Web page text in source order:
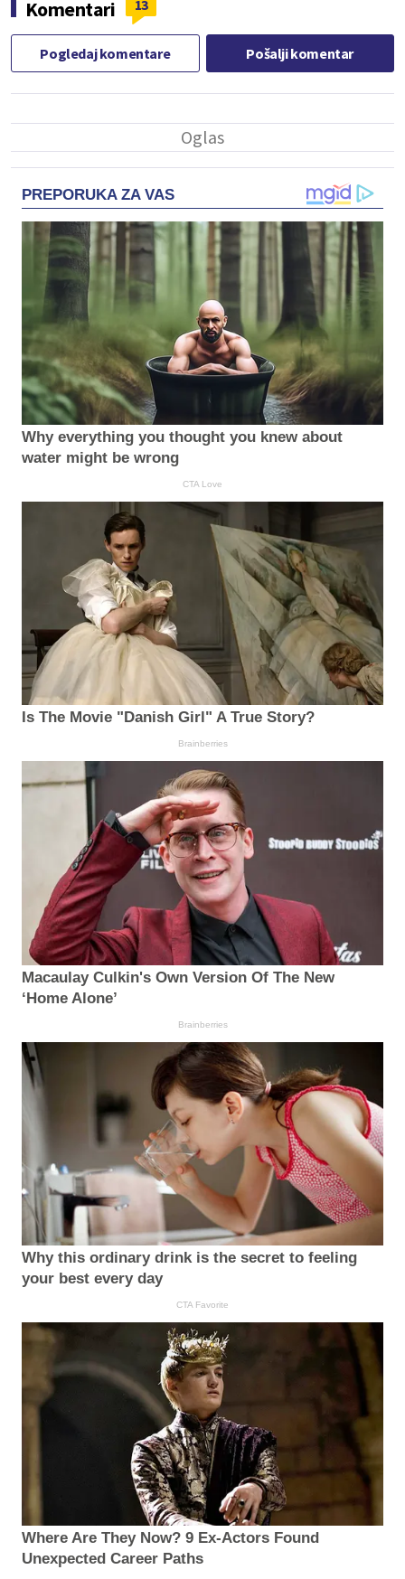
Komentari 13
Pogledaj komentare Pošalji komentar
PREPORUKA ZA VAS
Why everything you thought you knew about
water might be wrong
CTA Love
Is The Movie "Danish Girl" A True Story?
Brainberries
Macaulay Culkin's Own Version Of The New
‘Home Alone’
Brainberries
Why this ordinary drink is the secret to feeling
your best every day
CTA Favorite
Where Are They Now? 9 Ex-Actors Found
Unexpected Career Paths